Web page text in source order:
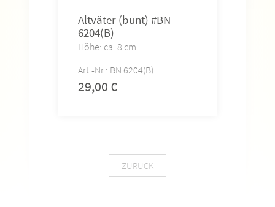
Altväter (bunt) #BN
6204(B)
Höhe: ca. 8 cm
Art.-Nr.: BN 6204(B)
29,00€
ZURÜCK